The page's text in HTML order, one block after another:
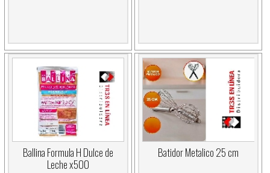
Ballina Formula H Dulce de
Leche x500
Batidor Metalico 25 cm